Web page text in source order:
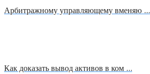
Арбитражному управляющему вменяю …
Как доказать вывод активов в ком …